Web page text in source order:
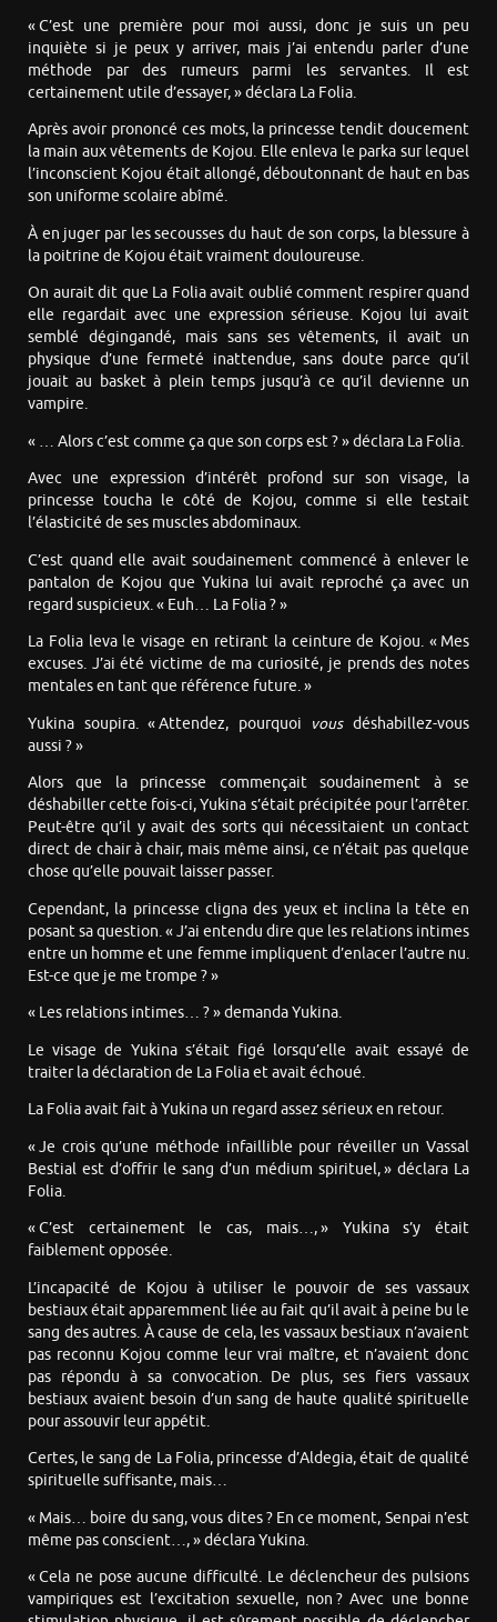
« C’est une première pour moi aussi, donc je suis un peu
inquiète si je peux y arriver, mais j’ai entendu parler d’une
méthode par des rumeurs parmi les servantes. Il est
certainement utile d’essayer, » déclara La Folia.
Après avoir prononcé ces mots, la princesse tendit doucement
la main aux vêtements de Kojou. Elle enleva le parka sur lequel
l’inconscient Kojou était allongé, déboutonnant de haut en bas
son uniforme scolaire abîmé.
À en juger par les secousses du haut de son corps, la blessure à
la poitrine de Kojou était vraiment douloureuse.
On aurait dit que La Folia avait oublié comment respirer quand
elle regardait avec une expression sérieuse. Kojou lui avait
semblé dégingandé, mais sans ses vêtements, il avait un
physique d’une fermeté inattendue, sans doute parce qu’il
jouait au basket à plein temps jusqu’à ce qu’il devienne un
vampire.
« … Alors c’est comme ça que son corps est ? » déclara La Folia.
Avec une expression d’intérêt profond sur son visage, la
princesse toucha le côté de Kojou, comme si elle testait
l’élasticité de ses muscles abdominaux.
C’est quand elle avait soudainement commencé à enlever le
pantalon de Kojou que Yukina lui avait reproché ça avec un
regard suspicieux. « Euh… La Folia ? »
La Folia leva le visage en retirant la ceinture de Kojou. « Mes
excuses. J’ai été victime de ma curiosité, je prends des notes
mentales en tant que référence future. »
Yukina soupira. « Attendez, pourquoi vousdéshabillez-vous
aussi ? »
Alors que la princesse commençait soudainement à se
déshabiller cette fois-ci, Yukina s’était précipitée pour l’arrêter.
Peut-être qu’il y avait des sorts qui nécessitaient un contact
direct de chair à chair, mais même ainsi, ce n’était pas quelque
chose qu’elle pouvait laisser passer.
Cependant, la princesse cligna des yeux et inclina la tête en
posant sa question. « J’ai entendu dire que les relations intimes
entre un homme et une femme impliquent d’enlacer l’autre nu.
Est-ce que je me trompe ? »
« Les relations intimes… ? » demanda Yukina.
Le visage de Yukina s’était figé lorsqu’elle avait essayé de
traiter la déclaration de La Folia et avait échoué.
La Folia avait fait à Yukina un regard assez sérieux en retour.
« Je crois qu’une méthode infaillible pour réveiller un Vassal
Bestial est d’offrir le sang d’un médium spirituel, » déclara La
Folia.
« C’est certainement le cas, mais…, » Yukina s’y était
faiblement opposée.
L’incapacité de Kojou à utiliser le pouvoir de ses vassaux
bestiaux était apparemment liée au fait qu’il avait à peine bu le
sang des autres. À cause de cela, les vassaux bestiaux n’avaient
pas reconnu Kojou comme leur vrai maître, et n’avaient donc
pas répondu à sa convocation. De plus, ses fiers vassaux
bestiaux avaient besoin d’un sang de haute qualité spirituelle
pour assouvir leur appétit.
Certes, le sang de La Folia, princesse d’Aldegia, était de qualité
spirituelle suffisante, mais…
« Mais… boire du sang, vous dites ? En ce moment, Senpai n’est
même pas conscient…, » déclara Yukina.
« Cela ne pose aucune difficulté. Le déclencheur des pulsions
vampiriques est l’excitation sexuelle, non ? Avec une bonne